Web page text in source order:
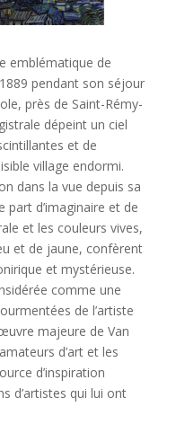
emblématique de
pendant son séjour
près de Saint-Rémy-
dépeint un ciel
et de
village endormi.
dans la vue depuis sa
d’imaginaire et de
et les couleurs vives,
et de jaune, confèrent
et mystérieuse.
comme une
de l’artiste
majeure de Van
d’art et les
d’inspiration
d’artistes qui lui ont